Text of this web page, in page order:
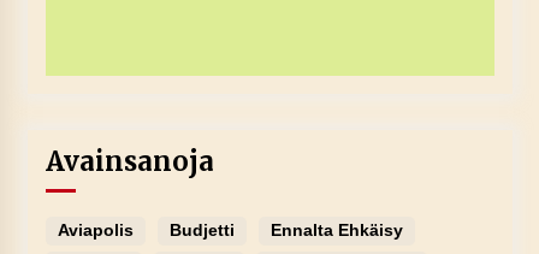
Avainsanoja
Aviapolis Budjetti
Ennalta Ehkäisy